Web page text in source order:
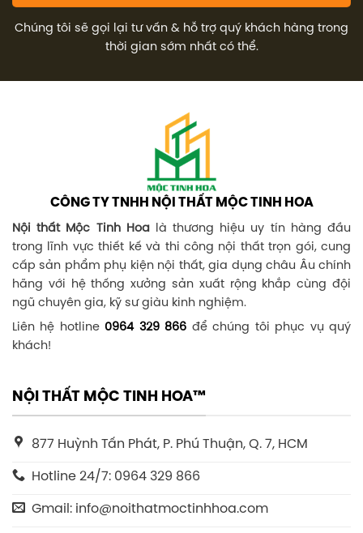
Chúng tôi sẽ gọi lại tư vấn & hỗ trợ quý khách hàng trong
thời gian sớm nhất có thể.
CÔNG TY TNHH NỘI THẤT MỘC TINH HOA
Nội thất Mộc Tinh Hoalà thương hiệu uy tín hàng đầu
trong lĩnh vực thiết kế và thi công nội thất trọn gói, cung
cấp sản phẩm phụ kiện nội thất, gia dụng châu Âu chính
hãng với hệ thống xưởng sản xuất rộng khắp cùng đội
ngũ chuyên gia, kỹ sư giàu kinh nghiệm.
Liên hệ hotline 0964 329 866 để chúng tôi phục vụ quý
khách!
NỘI THẤT MỘC TINH HOA™
877 Huỳnh Tấn Phát, P. Phú Thuận, Q. 7, HCM
Hotline 24/7: 0964 329 866
Gmail: info@noithatmoctinhhoa.com